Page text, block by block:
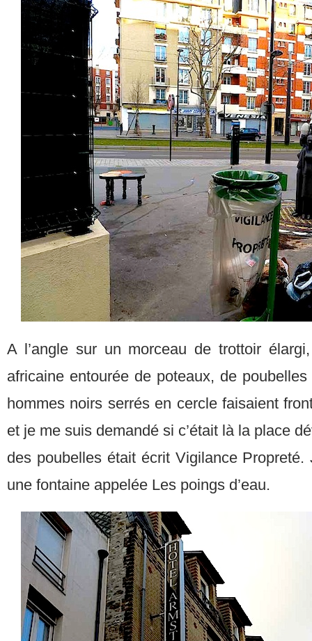
A l’angle sur un morceau de trottoir
africaine entourée de poteaux, de
hommes noirs serrés en cercle faisaient
et je me suis demandé si c’était là la place
des poubelles était écrit Vigilance Propreté.
une fontaine appelée Les poings d’eau.